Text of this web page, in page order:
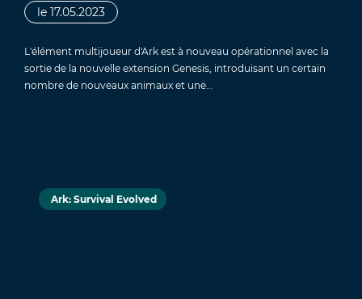
le 17.05.2023
L'élément multijoueur d'Ark est à nouveau opérationnel avec la
sortie de la nouvelle extension Genesis, introduisant un certain
nombre de nouveaux animaux et une…
Ark: Survival Evolved